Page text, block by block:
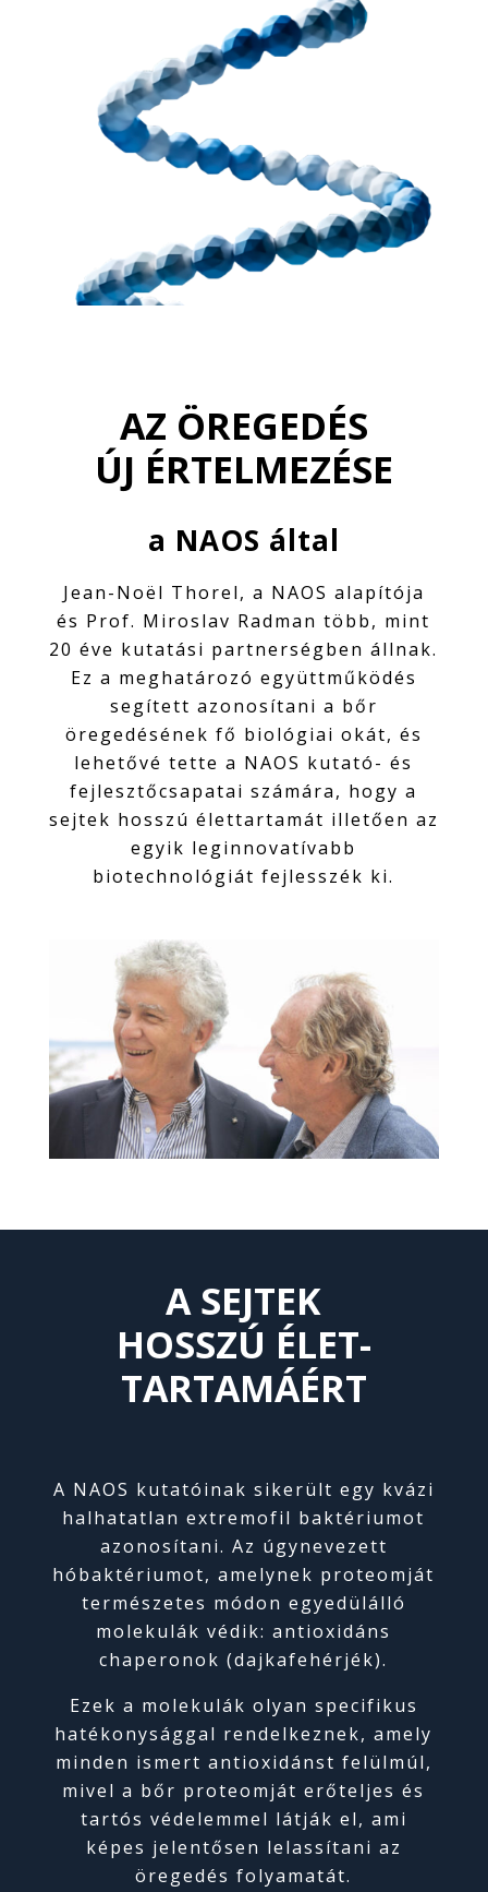
AZ ÖREGEDÉS
ÚJ ÉRTELMEZÉSE
a NAOS által
Jean-Noël Thorel, a NAOS alapítója
és Prof. Miroslav Radman több, mint
20 éve kutatási partnerségben állnak.
Ez a meghatározó együttműködés
segített azonosítani a bőr
öregedésének fő biológiai okát, és
lehetővé tette a NAOS kutató- és
fejlesztőcsapatai számára, hogy a
sejtek hosszú élettartamát illetően az
egyik leginnovatívabb
biotechnológiát fejlesszék ki.
A SEJTEK
HOSSZÚ ÉLET-
TARTAMÁÉRT
A NAOS kutatóinak sikerült egy kvázi
halhatatlan extremofil baktériumot
azonosítani. Az úgynevezett
hóbaktériumot, amelynek proteomját
természetes módon egyedülálló
molekulák védik: antioxidáns
chaperonok (dajkafehérjék).
Ezek a molekulák olyan specifikus
hatékonysággal rendelkeznek, amely
minden ismert antioxidánst felülmúl,
mivel a bőr proteomját erőteljes és
tartós védelemmel látják el, ami
képes jelentősen lelassítani az
öregedés folyamatát.